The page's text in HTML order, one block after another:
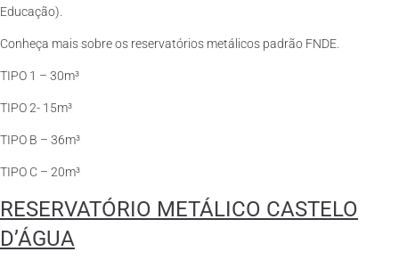
Educação).
Conheça mais sobre os reservatórios metálicos padrão FNDE.
TIPO 1 – 30m³
TIPO 2- 15m³
TIPO B – 36m³
TIPO C – 20m³
RESERVATÓRIO METÁLICO CASTELO
D’ÁGUA